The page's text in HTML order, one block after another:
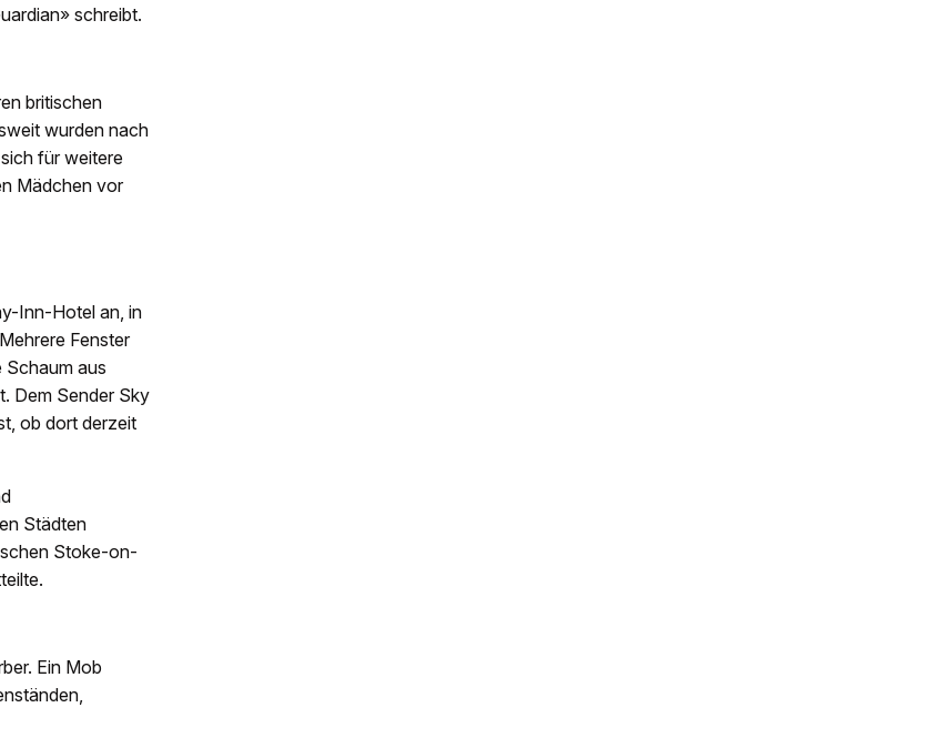
schreibt.
britischen
wurden nach
für weitere
Mädchen vor
Inn-Hotel an, in
Fenster
aus
Dem Sender Sky
ob dort derzeit
Städten
Stoke-on-
Ein Mob